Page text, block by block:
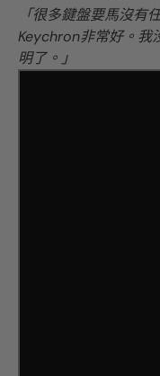
「很多鍵盤要馬沒有
Keychron非常好。我
明了。」